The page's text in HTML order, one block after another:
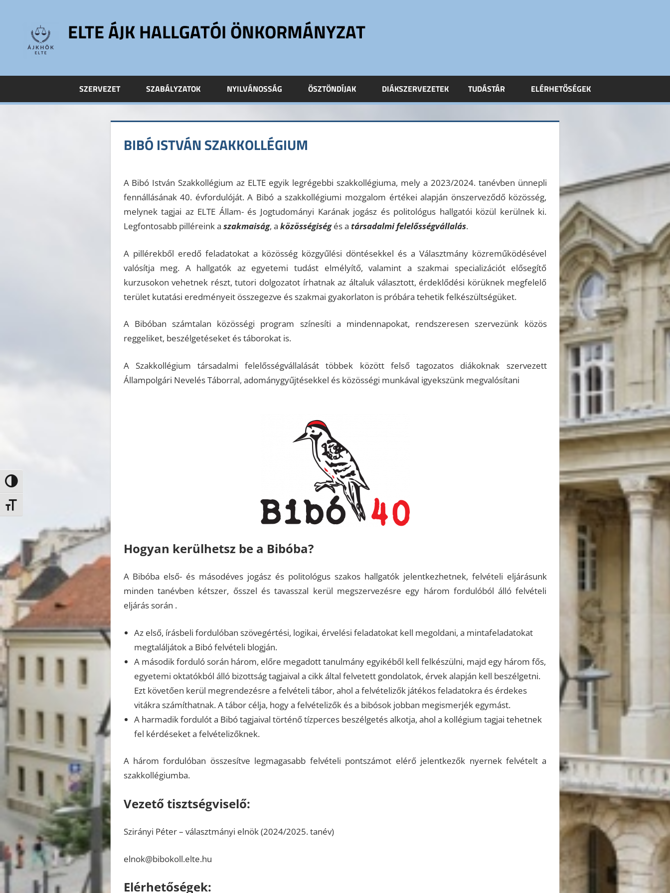
Nagy kontraszt váltása
Betűméret váltása
content
ELTE ÁJK HALLGATÓI ÖNKORMÁNYZAT
ELTE
Kar
SZERVEZET SZABÁLYZATOK NYILVÁNOSSÁG ÖSZTÖNDÍJAK DIÁKSZERVEZETEK TUDÁSTÁR ELÉRHETŐSÉGEK
BIBÓ ISTVÁN SZAKKOLLÉGIUM
A Bibó István Szakkollégium az ELTE egyik legrégebbi szakkollégiuma, mely a 2023/2024. tanévben ünnepli
fennállásának 40. évfordulóját. A Bibó a szakkollégiumi mozgalom értékei alapján önszerveződő közösség,
melynek tagjai az ELTE Állam- és Jogtudományi Karának jogász és politológus hallgatói közül kerülnek ki.
Legfontosabb pilléreink a szakmaiság, a közösségiségés a társadalmi felelősségvállalás.
A pillérekből eredő feladatokat a közösség közgyűlési döntésekkel és a Választmány közreműködésével
valósítja meg. A hallgatók az egyetemi tudást elmélyítő, valamint a szakmai specializációt elősegítő
kurzusokon vehetnek részt, tutori dolgozatot írhatnak az általuk választott, érdeklődési körüknek megfelelő
terület kutatási eredményeit összegezve és szakmai gyakorlaton is próbára tehetik felkészültségüket.
A Bibóban számtalan közösségi program színesíti a mindennapokat, rendszeresen szervezünk közös
reggeliket, beszélgetéseket és táborokat is.
A Szakkollégium társadalmi felelősségvállalását többek között felső tagozatos diákoknak szervezett
Állampolgári Nevelés Táborral, adománygyűjtésekkel és közösségi munkával igyekszünk megvalósítani
Hogyan kerülhetsz be a Bibóba?
A Bibóba első- és másodéves jogász és politológus szakos hallgatók jelentkezhetnek, felvételi eljárásunk
minden tanévben kétszer, ősszel és tavasszal kerül megszervezésre egy három fordulóból álló felvételi
eljárás során .
Az első, írásbeli fordulóban szövegértési, logikai, érvelési feladatokat kell megoldani, a mintafeladatokat
megtaláljátok a Bibó felvételi blogján.
A második forduló során három, előre megadott tanulmány egyikéből kell felkészülni, majd egy három fős,
egyetemi oktatókból álló bizottság tagjaival a cikk által felvetett gondolatok, érvek alapján kell beszélgetni.
Ezt követően kerül megrendezésre a felvételi tábor, ahol a felvételizők játékos feladatokra és érdekes
vitákra számíthatnak. A tábor célja, hogy a felvételizők és a bibósok jobban megismerjék egymást.
A harmadik fordulót a Bibó tagjaival történő tízperces beszélgetés alkotja, ahol a kollégium tagjai tehetnek
fel kérdéseket a felvételizőknek.
A három fordulóban összesítve legmagasabb felvételi pontszámot elérő jelentkezők nyernek felvételt a
szakkollégiumba.
Vezető tisztségviselő:
Szirányi Péter – választmányi elnök (2024/2025. tanév)
elnok@bibokoll.elte.hu
Elérhetőségek: